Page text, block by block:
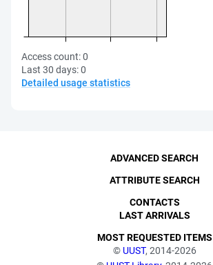
Access count:0
Last 30 days:0
Detailed usage statistics
© UUST, 2014-2026
ADVANCED SEARCH
ATTRIBUTE SEARCH
CONTACTS
LAST ARRIVALS
MOST REQUESTED ITEMS